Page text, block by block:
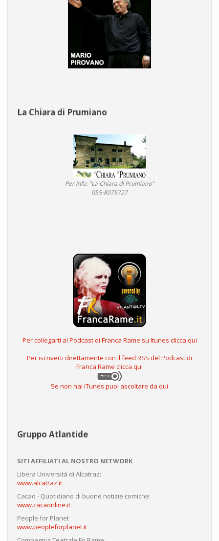
La Chiara di Prumiano
Per info: "La Chiara di Prumiano"
055-8075727
Per collegarti al Podcast di Franca Rame su Itunes clicca qui
Per iscriverti direttamente con il feed RSS del Podcast di
Franca Rame clicca qui
Se non hai iTunes puoi ascoltare da qui
Gruppo Atlantide
SITI AFFILIATI AL NOSTRO NETWORK
Libera Università di Alcatraz:
www.alcatraz.it
Cacao - Quotidiano di buone notizie comiche:
www.cacaonline.it
People for Planet
www.peopleforplanet.it